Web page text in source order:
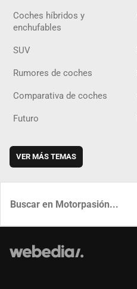
Coches híbridos y
enchufables
SUV
Rumores de coches
Comparativa de coches
Futuro
VER MÁS TEMAS